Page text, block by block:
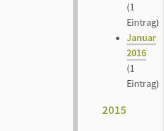
(1
Eintrag)
Januar
2016
(1
Eintrag)
2015